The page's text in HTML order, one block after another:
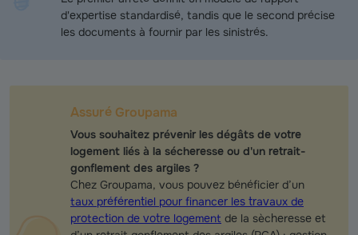
d'expertise standardisé, tandis que le second précise
les documents à fournir par les sinistrés.
Assuré Groupama
Vous souhaitez prévenir les dégâts de votre
logement liés à la sécheresse ou d'un retrait-
gonflement des argiles ?
Chez Groupama, vous pouvez bénéficier d’un
taux préférentiel pour financer les travaux de
protection de votre logement de la sècheresse et